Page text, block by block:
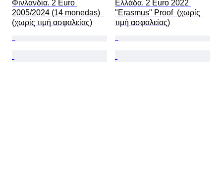
Φινλανδία. 2 Euro
2005/2024 (14 monedas)
(χωρίς τιμή ασφαλείας)
Ελλάδα. 2 Euro 2022
"Erasmus" Proof  (χωρίς
τιμή ασφαλείας)